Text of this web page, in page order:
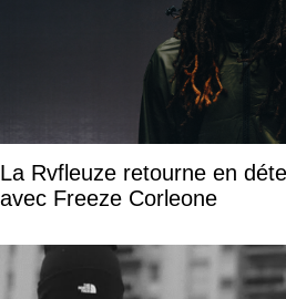
La Rvfleuze retourne en
avec Freeze Corleone